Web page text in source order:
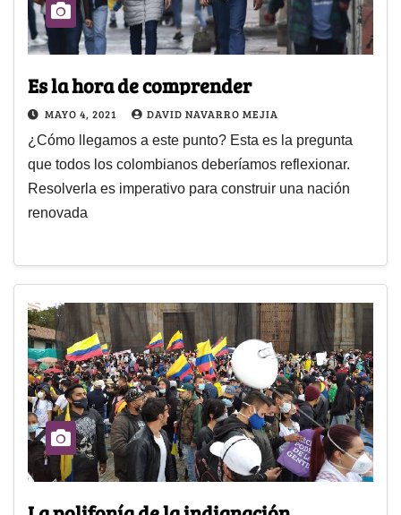
Es la hora de comprender
MAYO 4, 2021 DAVID NAVARRO MEJIA
¿Cómo llegamos a este punto? Esta es la pregunta
que todos los colombianos deberíamos reflexionar.
Resolverla es imperativo para construir una nación
renovada